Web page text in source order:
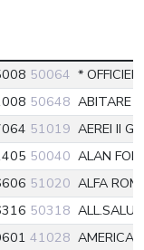
50064 *
50648 ABITARE
51019 AEREI II
50040 ALAN
51020 ALFA
50318
41028